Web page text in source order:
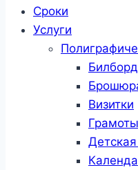
Сроки
Услуги
Визитки